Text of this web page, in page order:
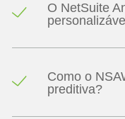
O NetSuite
Como o
preditiva?